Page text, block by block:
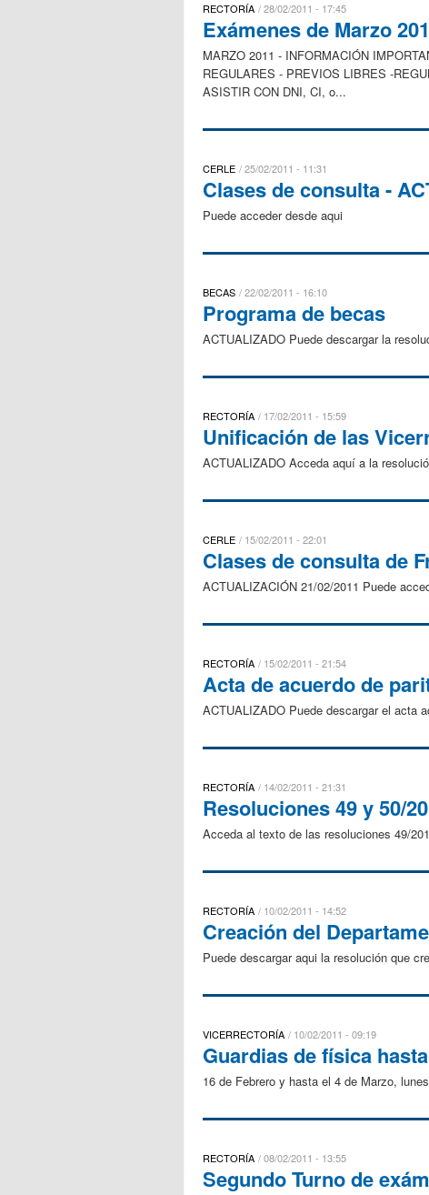
RECTORÍA 28/02/2011 - 17:45
Exámenes de Marzo
MARZO 2011 - INFORMACIÓN
REGULARES - PREVIOS LIBRES -
ASISTIR CON DNI, CI, o...
CERLE 25/02/2011 - 11:31
Clases de consulta -
Puede acceder desde aqui
BECAS 22/02/2011 - 16:10
Programa de becas
ACTUALIZADO Puede descargar la
RECTORÍA 17/02/2011 - 15:59
Unificación de las
ACTUALIZADO Acceda aquí a la
CERLE 15/02/2011 - 22:01
Clases de consulta de
ACTUALIZACIÓN 21/02/2011 Puede
RECTORÍA 15/02/2011 - 21:54
Acta de acuerdo de
ACTUALIZADO Puede descargar el acta
RECTORÍA 14/02/2011 - 21:31
Resoluciones 49 y 50/
Acceda al texto de las resoluciones 49/
RECTORÍA 10/02/2011 - 14:52
Creación del
Puede descargar aqui la resolución que
VICERRECTORÍA 10/02/2011 - 09:19
Guardias de física
16 de Febrero y hasta el 4 de Marzo,
RECTORÍA 08/02/2011 - 13:55
Segundo Turno de